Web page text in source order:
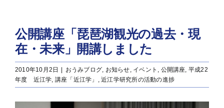
公開講座「琵琶湖観光の過去・現
在・未来」開講しました
2010年10月2日 おうみブログ, お知らせ, イベント , 公開講座, 平成22
年度 近江学, 講座「近江学」 ,近江学研究所の活動の進捗